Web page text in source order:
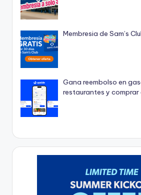
Membresia de Sam’s
Gana reembolso en
restaurantes y comprar